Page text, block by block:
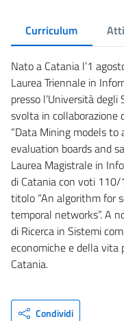
Curriculum
Nato a Catania l’1
Laurea Triennale in
presso l’Università
svolta in collaborazione
“Data Mining models
evaluation boards and
Laurea Magistrale in
di Catania con voti
titolo “An algorithm for
temporal networks”. A
di Ricerca in Sistemi
economiche e della vita
Catania.
Condividi